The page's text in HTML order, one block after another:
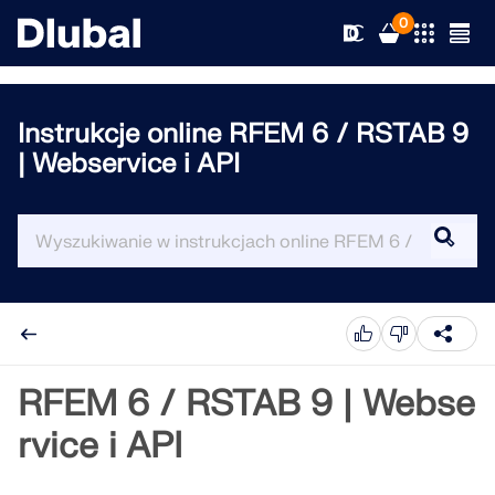
0
Rozwiązania
Branże
Obszary zastosowania
Usługi online
Produkty
Jedyny program do analizy konstrukcji, jakiego
potrzebujesz do swoich projektów
Wsparcie
Szkolenie
Aktualności
Zasoby
Instrukcje online RFEM 6 / RSTAB 9
| Webservice i API
RFEM 6 / RSTAB 9 | Webse
rvice i API